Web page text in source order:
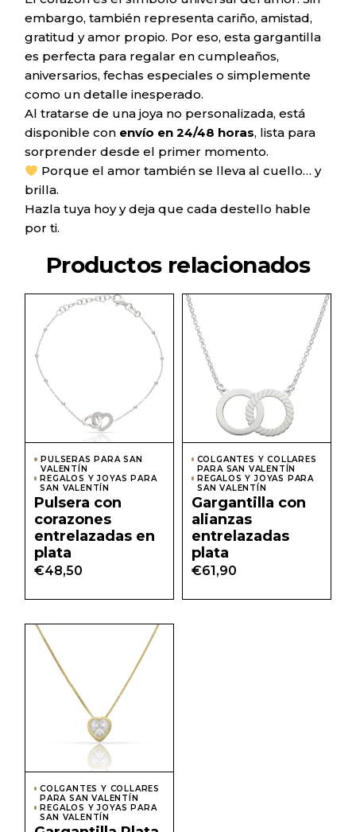
embargo, también representa cariño, amistad,
gratitud y amor propio. Por eso, esta gargantilla
es perfecta para regalar en cumpleaños,
aniversarios, fechas especiales o simplemente
como un detalle inesperado.
Al tratarse de una joya no personalizada, está
disponible con envío en 24/48 horas, lista para
sorprender desde el primer momento.
Porque el amor también se lleva al cuello… y
brilla.
Hazla tuya hoy y deja que cada destello hable
por ti.
Productos relacionados
PULSERAS PARA SAN
VALENTÍN
REGALOS Y JOYAS PARA
SAN VALENTÍN
Pulsera con
corazones
entrelazadas en
plata
€48,50
COLGANTES Y COLLARES
PARA SAN VALENTÍN
REGALOS Y JOYAS PARA
SAN VALENTÍN
Gargantilla con
alianzas
entrelazadas
plata
€61,90
COLGANTES Y COLLARES
PARA SAN VALENTÍN
REGALOS Y JOYAS PARA
SAN VALENTÍN